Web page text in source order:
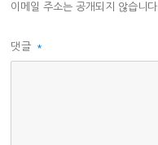
이메일 주소는 공개되지 않습니다.
댓글 *